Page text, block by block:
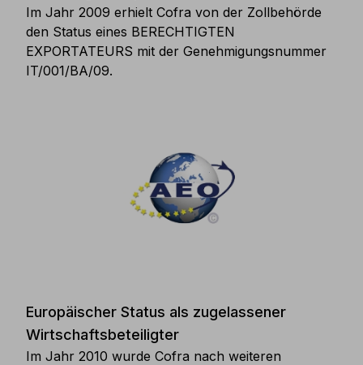
Im Jahr 2009 erhielt Cofra von der Zollbehörde
den Status eines BERECHTIGTEN
EXPORTATEURS mit der Genehmigungsnummer
IT/001/BA/09.
Europäischer Status als zugelassener
Wirtschaftsbeteiligter
Im Jahr 2010 wurde Cofra nach weiteren